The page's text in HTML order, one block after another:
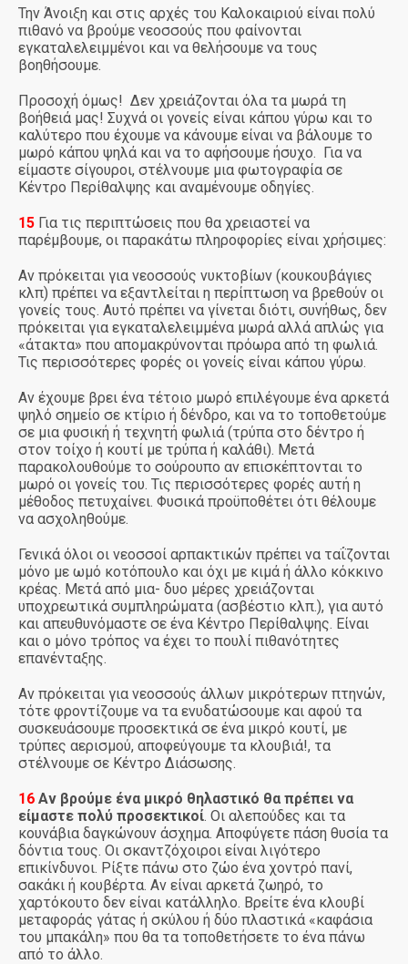
Την Άνοιξη και στις αρχές του Καλοκαιριού είναι πολύ
πιθανό να βρούμε νεοσσούς που φαίνονται
εγκαταλελειμμένοι και να θελήσουμε να τους
βοηθήσουμε.
Προσοχή όμως! Δεν χρειάζονται όλα τα μωρά τη
βοήθειά μας! Συχνά οι γονείς είναι κάπου γύρω και το
καλύτερο που έχουμε να κάνουμε είναι να βάλουμε το
μωρό κάπου ψηλά και να το αφήσουμε ήσυχο. Για να
είμαστε σίγουροι, στέλνουμε μια φωτογραφία σε
Κέντρο Περίθαλψης και αναμένουμε οδηγίες.
15 Για τις περιπτώσεις που θα χρειαστεί να
παρέμβουμε, οι παρακάτω πληροφορίες είναι χρήσιμες:
Αν πρόκειται για νεοσσούς νυκτοβίων (κουκουβάγιες
κλπ) πρέπει να εξαντλείται η περίπτωση να βρεθούν οι
γονείς τους. Αυτό πρέπει να γίνεται διότι, συνήθως, δεν
πρόκειται για εγκαταλελειμμένα μωρά αλλά απλώς για
«άτακτα» που απομακρύνονται πρόωρα από τη φωλιά.
Τις περισσότερες φορές οι γονείς είναι κάπου γύρω.
Αν έχουμε βρει ένα τέτοιο μωρό επιλέγουμε ένα αρκετά
ψηλό σημείο σε κτίριο ή δένδρο, και να το τοποθετούμε
σε μια φυσική ή τεχνητή φωλιά (τρύπα στο δέντρο ή
στον τοίχο ή κουτί με τρύπα ή καλάθι). Μετά
παρακολουθούμε το σούρουπο αν επισκέπτονται το
μωρό οι γονείς του. Τις περισσότερες φορές αυτή η
μέθοδος πετυχαίνει. Φυσικά προϋποθέτει ότι θέλουμε
να ασχοληθούμε.
Γενικά όλοι οι νεοσσοί αρπακτικών πρέπει να ταΐζονται
μόνο με ωμό κοτόπουλο και όχι με κιμά ή άλλο κόκκινο
κρέας. Μετά από μια- δυο μέρες χρειάζονται
υποχρεωτικά συμπληρώματα (ασβέστιο κλπ.), για αυτό
και απευθυνόμαστε σε ένα Κέντρο Περίθαλψης. Είναι
και ο μόνο τρόπος να έχει το πουλί πιθανότητες
επανένταξης.
Αν πρόκειται για νεοσσούς άλλων μικρότερων πτηνών,
τότε φροντίζουμε να τα ενυδατώσουμε και αφού τα
συσκευάσουμε προσεκτικά σε ένα μικρό κουτί, με
τρύπες αερισμού, αποφεύγουμε τα κλουβιά!, τα
στέλνουμε σε Κέντρο Διάσωσης.
16 Αν βρούμε ένα μικρό θηλαστικό θα πρέπει να
είμαστε πολύ προσεκτικοί. Οι αλεπούδες και τα
κουνάβια δαγκώνουν άσχημα. Αποφύγετε πάση θυσία τα
δόντια τους. Οι σκαντζόχοιροι είναι λιγότερο
επικίνδυνοι. Ρίξτε πάνω στο ζώο ένα χοντρό πανί,
σακάκι ή κουβέρτα. Αν είναι αρκετά ζωηρό, το
χαρτόκουτο δεν είναι κατάλληλο. Βρείτε ένα κλουβί
μεταφοράς γάτας ή σκύλου ή δύο πλαστικά «καφάσια
του μπακάλη» που θα τα τοποθετήσετε το ένα πάνω
από το άλλο.